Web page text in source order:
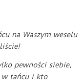
na Waszym weselu
pewności siebie,
w tańcu i kto